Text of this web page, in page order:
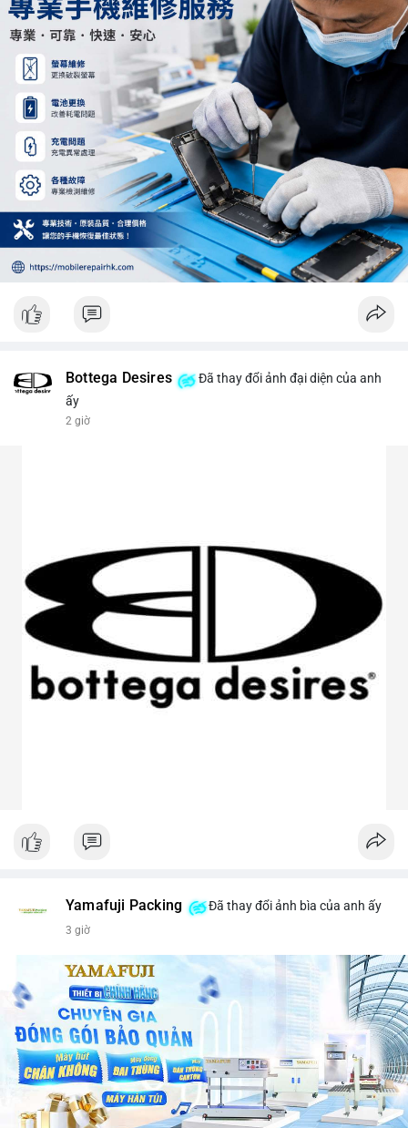
hoảng loạn. Theo dõi sát dòng tiền đổ vào sàn giao dịch tập
trung trong 24 giờ tới.
#12dot29btc #vilanh #tichluydaihan #phienau #btcmempool
Bottega Desires
Đã thay đổi ảnh đại diện của anh
ấy
2 giờ
Yamafuji Packing Đã thay đổi ảnh bìa của anh ấy
3 giờ